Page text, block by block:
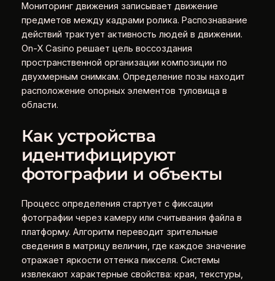
Мониторинг движения записывает движение
предметов между кадрами ролика. Распознавание
действий трактует активность людей в движении.
On-X Casino решает цель воссоздания
пространственной организации композиции по
двухмерным снимкам. Определение позы находит
расположение опорных элементов туловища в
области.
Как устройства
идентифицируют
фотографии и объекты
Процесс определения стартует с фиксации
фотографии через камеру или считывания файла в
платформу. Алгоритм переводит зрительные
сведения в матрицу величин, где каждое значение
отражает яркости оттенка пикселя. Системы
извлекают характерные свойства: края, текстуры,